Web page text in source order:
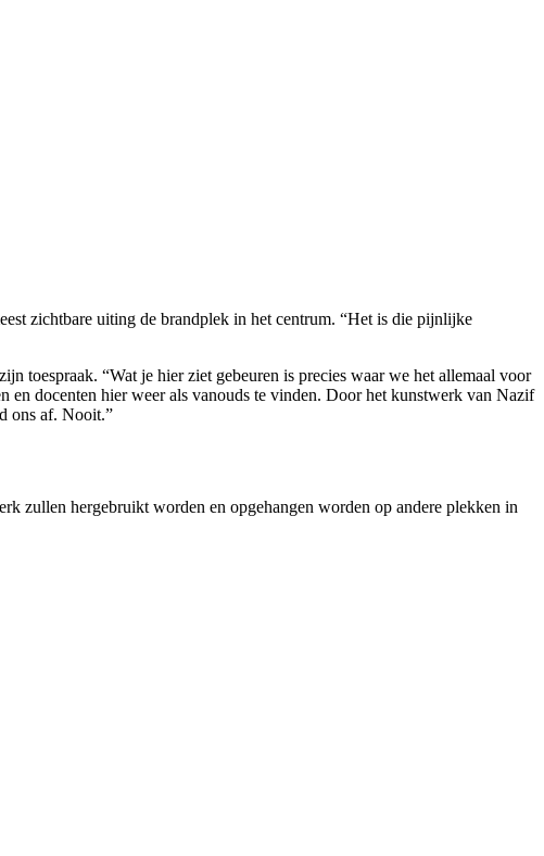
zichtbare uiting de brandplek in het centrum. “Het is die pijnlijke
toespraak. “Wat je hier ziet gebeuren is precies waar we het allemaal voor
en docenten hier weer als vanouds te vinden. Door het kunstwerk van Nazif
ons af. Nooit.”
zullen hergebruikt worden en opgehangen worden op andere plekken in